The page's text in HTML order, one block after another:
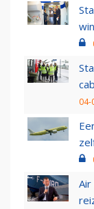
04-